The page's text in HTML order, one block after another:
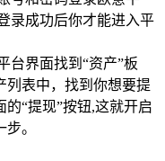
录成功后你才能进入平
台界面找到“资产”板
列表中，找到你想要提
“提现”按钮,这就开启
。